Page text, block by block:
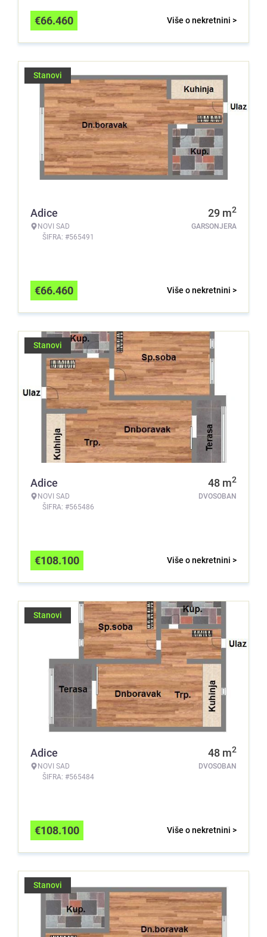
Više o nekretnini >
€66.460
Stanovi
Adice
NOVI SAD
ŠIFRA: #565491
29 m2
GARSONJERA
Više o nekretnini >
€66.460
Stanovi
Adice
NOVI SAD
ŠIFRA: #565486
48 m2
DVOSOBAN
Više o nekretnini >
€108.100
Stanovi
Adice
NOVI SAD
ŠIFRA: #565484
48 m2
DVOSOBAN
Više o nekretnini >
€108.100
Stanovi